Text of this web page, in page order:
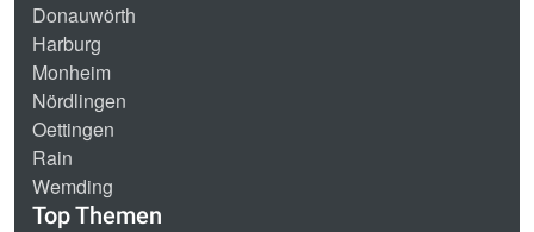
Donauwörth
Harburg
Monheim
Nördlingen
Oettingen
Rain
Wemding
Top Themen